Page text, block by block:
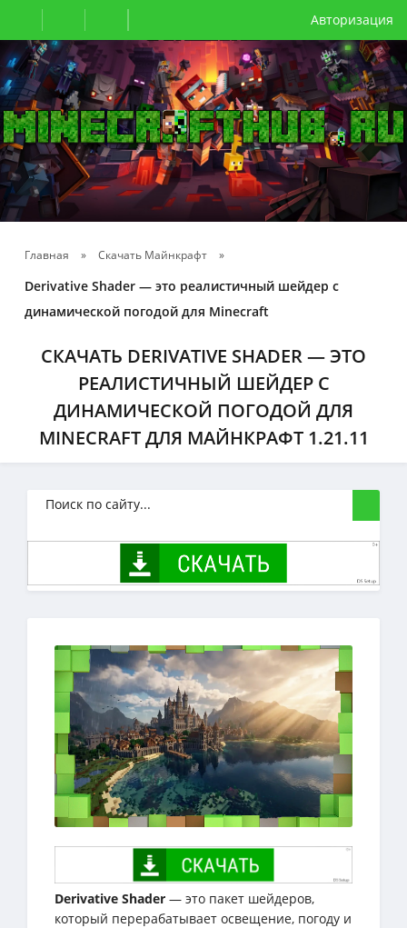
Авторизация
Главная » Скачать Майнкрафт »
Derivative Shader — это реалистичный шейдер с
динамической погодой для Minecraft
СКАЧАТЬ DERIVATIVE SHADER — ЭТО
РЕАЛИСТИЧНЫЙ ШЕЙДЕР С
ДИНАМИЧЕСКОЙ ПОГОДОЙ ДЛЯ
MINECRAFT ДЛЯ МАЙНКРАФТ 1.21.11
Derivative Shader — это пакет шейдеров,
который перерабатывает освещение, погоду и